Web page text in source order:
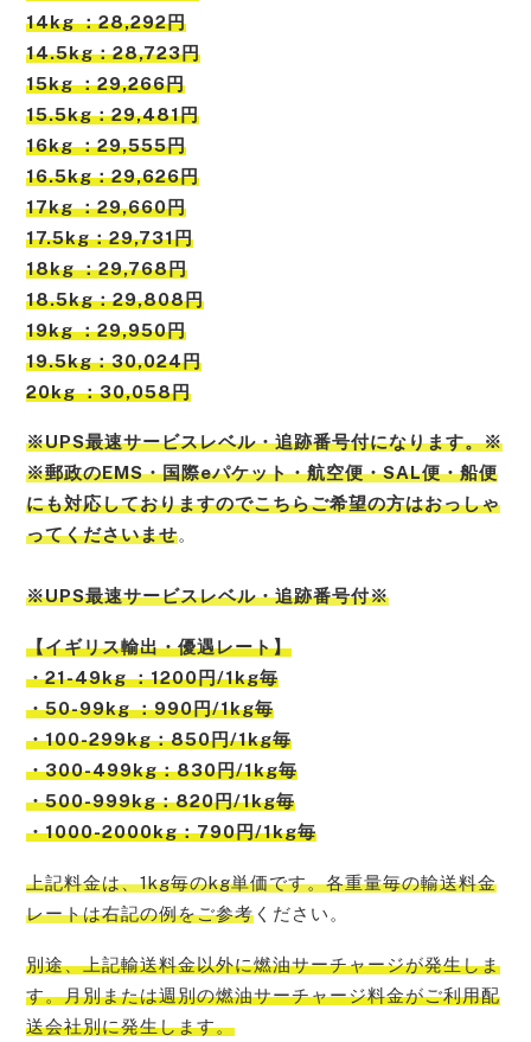
14kg ：28,292円
14.5kg：28,723円
15kg ：29,266円
15.5kg：29,481円
16kg ：29,555円
16.5kg：29,626円
17kg ：29,660円
17.5kg：29,731円
18kg ：29,768円
18.5kg：29,808円
19kg ：29,950円
19.5kg：30,024円
20kg ：30,058円
※UPS最速サービスレベル・追跡番号付になります。※
※郵政のEMS・国際eパケット・航空便・SAL便・船便
にも対応しておりますのでこちらご希望の方はおっしゃ
ってくださいませ。
※UPS最速サービスレベル・追跡番号付※
【イギリス輸出・優遇レート】
・21-49kg ：1200円/1kg毎
・50-99kg ：990円/1kg毎
・100-299kg：850円/1kg毎
・300-499kg：830円/1kg毎
・500-999kg：820円/1kg毎
・1000-2000kg：790円/1kg毎
上記料金は、1kg毎のkg単価です。各重量毎の輸送料金
レートは右記の例をご参考 ください。
別途、上記輸送料金以外に燃油サーチャージが発生しま
す。月別または週別の燃油サーチャージ料金がご利用配
送会社別に発生します。